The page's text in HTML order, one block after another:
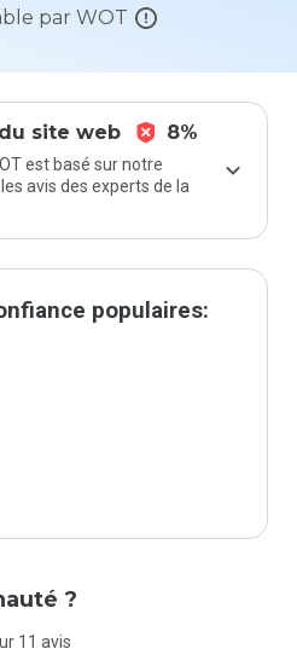
par WOT
site web 8%
est basé sur notre
avis des experts de la
populaires:
?
11 avis